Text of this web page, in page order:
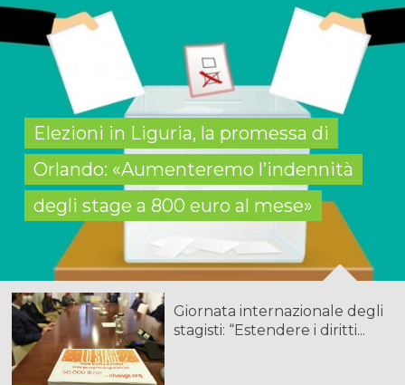
Elezioni in Liguria, la promessa di
Orlando: «Aumenteremo l’indennità
degli stage a 800 euro al mese»
Giornata internazionale degli
stagisti: “Estendere i diritti...